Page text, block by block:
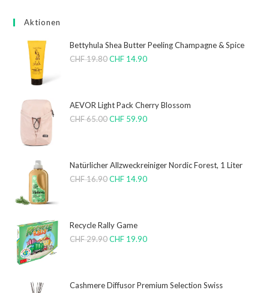
Aktionen
Bettyhula Shea Butter Peeling Champagne & Spice
CHF19.80 CHF 14.90
AEVOR Light Pack Cherry Blossom
CHF65.00 CHF 59.90
Natürlicher Allzweckreiniger Nordic Forest, 1 Liter
CHF16.90 CHF 14.90
Recycle Rally Game
CHF29.90 CHF 19.90
Cashmere Diffusor Premium Selection Swiss